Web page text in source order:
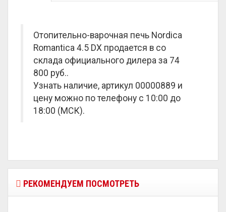
Отопительно-варочная печь Nordica
Romantica 4.5 DX продается в со
склада официального дилера за 74
800 руб..
Узнать наличие, артикул 00000889 и
цену можно по телефону с 10:00 до
18:00 (МСК).
РЕКОМЕНДУЕМ ПОСМОТРЕТЬ